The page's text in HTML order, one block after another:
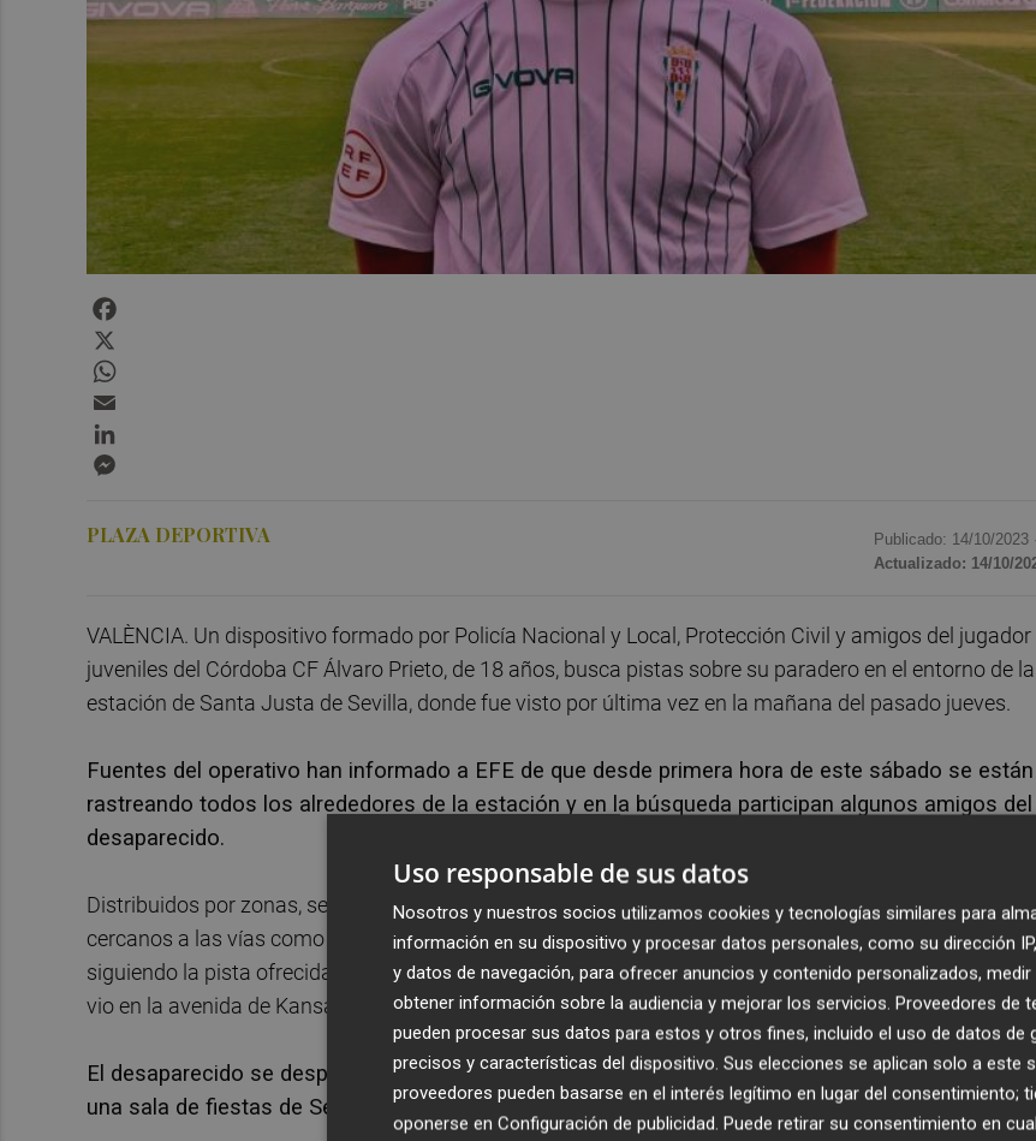
PLAZA DEPORTIVA Publicado: 14/10/2023 ·
Actualizado: 14/10/
VALÈNCIA. Un dispositivo formado por Policía Nacional y Local, Protección Civil y amigos del jugador
juveniles del Córdoba CF Álvaro Prieto, de 18 años, busca pistas sobre su paradero en el entorno de la
estación de Santa Justa de Sevilla, donde fue visto por última vez en la mañana del pasado jueves.
Fuentes del operativo han informado a EFE de que desde primera hora de este sábado se están
rastreando todos los alrededores de la estación y en la búsqueda participan algunos amigos
desaparecido.
Distribuidos por zonas, se está buscando al joven o pistas sobre su paradero tanto en los puntos más
cercanos a las vías como en las calles que discurren en paralelo a la estación y la salida de la misma,
siguiendo la pista ofrecida por una mujer que afirma que salió caminando de la estación de Santa
vio en la avenida de Kansas City.
El desaparecido se desplazó hasta Sevilla acompañado de algún joven más y pasó el miércoles
una sala de fiestas de Sevilla, entre otros destinos.
Uso responsable de sus datos
Nosotros y nuestros socios utilizamos cookies y tecnologías similares para
información en su dispositivo y procesar datos personales, como su dirección
y datos de navegación, para ofrecer anuncios y contenido personalizados,
obtener información sobre la audiencia y mejorar los servicios. Proveedores de
pueden procesar sus datos para estos y otros fines, incluido el uso de datos de
precisos y características del dispositivo. Sus elecciones se aplican solo a este
proveedores pueden basarse en el interés legítimo en lugar del consentimiento;
oponerse en Configuración de publicidad. Puede retirar su consentimiento en